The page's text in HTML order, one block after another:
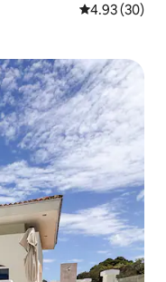
Calificación
4.93 (30)